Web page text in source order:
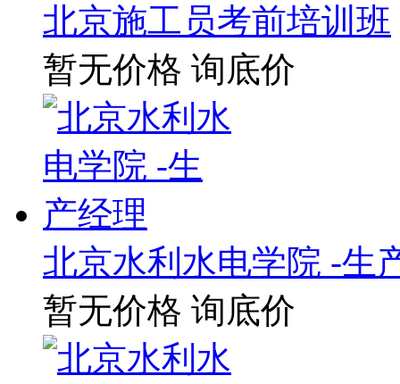
北京施工员考前培训班
暂无价格 询底价
北京水利水电学院 -生
暂无价格 询底价